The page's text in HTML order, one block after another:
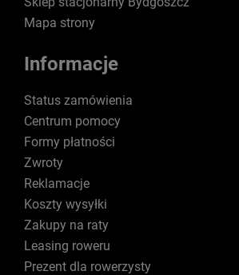
Mapa strony
Informacje
Status zamówienia
Centrum pomocy
Formy płatności
Zwroty
Reklamacje
Koszty wysyłki
Zakupy na raty
Leasing roweru
Prezent dla rowerzysty